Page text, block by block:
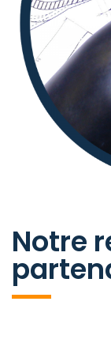
Notre